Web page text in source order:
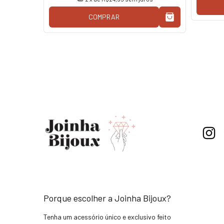
COMPRAR
Porque escolher a Joinha Bijoux?
Tenha um acessório único e exclusivo feito